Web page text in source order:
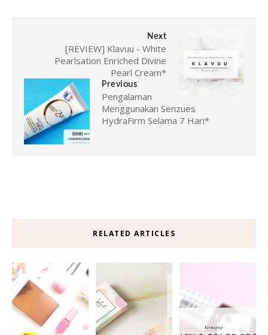
Next
[REVIEW] Klavuu - White
Pearlsation Enriched Divine
Pearl Cream*
Previous
Pengalaman
Menggunakan Senzues
HydraFirm Selama 7 Hari*
RELATED ARTICLES